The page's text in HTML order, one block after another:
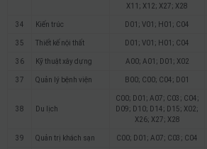
X11; X12; X27; X28
34 Kiến trúc D01; V01; H01; C04
35 Thiết kế nội thất D01; V01; H01; C04
36 Kỹ thuật xây dựng A00; A01; D01; X02
37 Quản lý bệnh viện B00; C00; C04; D01
38 Du lịch
C00; D01; A07; C03; C04;
D09; D10; D14; D15; X02;
X26; X27; X28
39 Quản trị khách sạn C00; D01; A07; C03; C04